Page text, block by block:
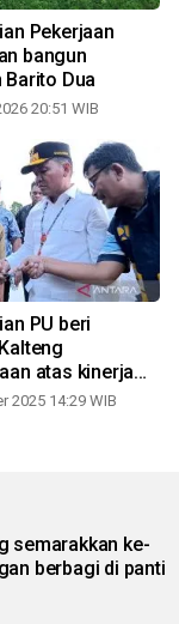
Pekerjaan
bangun
Dua
20:51 WIB
PU beri
atas kinerja
2025 14:29 WIB
semarakkan ke-
berbagi di panti